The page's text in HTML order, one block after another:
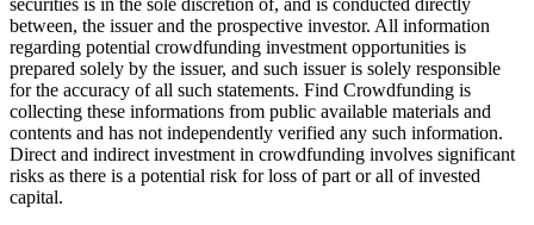
between, the issuer and the prospective investor. All information
regarding potential crowdfunding investment opportunities is
prepared solely by the issuer, and such issuer is solely responsible
for the accuracy of all such statements. Find Crowdfunding is
collecting these informations from public available materials and
contents and has not independently verified any such information.
Direct and indirect investment in crowdfunding involves significant
risks as there is a potential risk for loss of part or all of invested
capital.